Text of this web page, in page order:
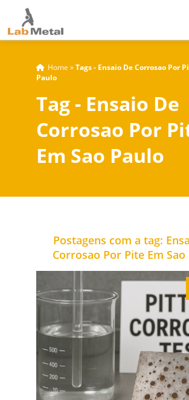
Home »Tags - Ensaio De Corrosao Por
Paulo
Tag - Ensaio De
Corrosao Por
Em Sao Paulo
Postagens com a tag:
Corrosao Por Pite Em Sao